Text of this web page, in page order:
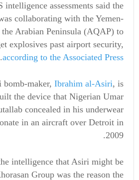
intelligence assessments said the
collaborating with the Yemen-
the Arabian Peninsula (AQAP) to
explosives past airport security,
according to the Associated Press
.
bomb-maker, Ibrahim al-Asiri, is
the device that Nigerian Umar
concealed in his underwear
in an aircraft over Detroit in
2009.
intelligence that Asiri might be
Group was the reason the